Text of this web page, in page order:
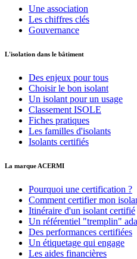
Une association
Les chiffres clés
Gouvernance
L'isolation dans le bâtiment
Des enjeux pour tous
Choisir le bon isolant
Un isolant pour un usage
Classement ISOLE
Fiches pratiques
Les familles d'isolants
Isolants certifiés
La marque ACERMI
Pourquoi une certification ?
Comment certifier mon
Itinéraire d'un isolant certifié
Un référentiel "tremplin"
Des performances certifiées
Un étiquetage qui engage
Les aides financières